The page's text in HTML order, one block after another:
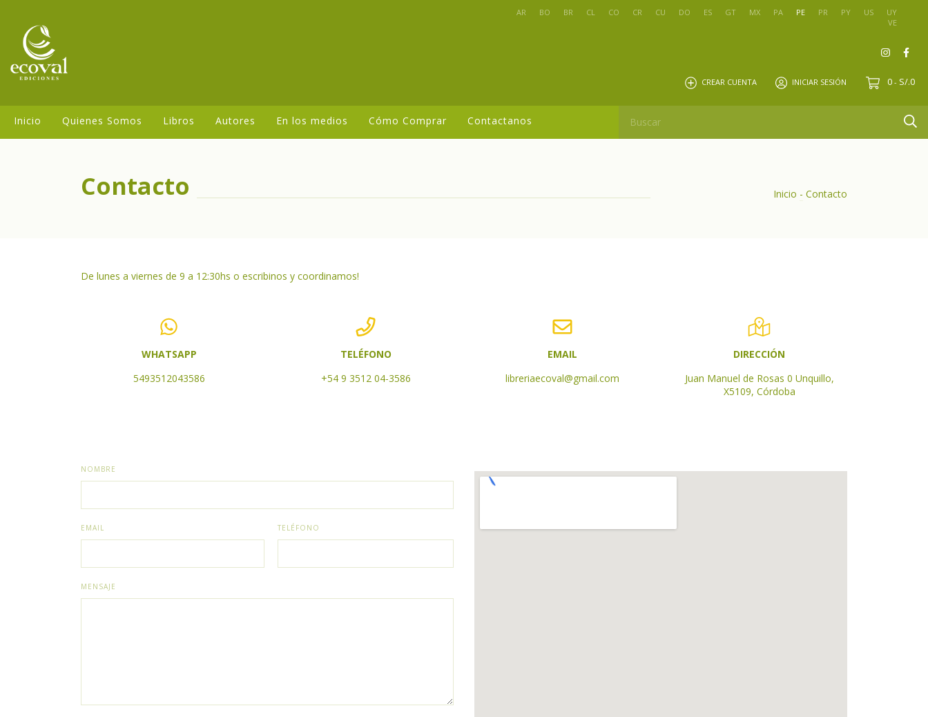
AR BO BR CL CO CR CU DO ES GT MX PA PE PR PY US
UY
VE
CREAR CUENTA INICIAR SESIÓN 0 - S/.0
Inicio Quienes Somos Libros Autores En los medios Cómo Comprar Contactanos
Contacto Inicio - Contacto
De lunes a viernes de 9 a 12:30hs o escribinos y coordinamos!
WHATSAPP
5493512043586
TELÉFONO
+54 9 3512 04-3586
EMAIL
libreriaecoval@gmail.com
DIRECCIÓN
Juan Manuel de Rosas 0 Unquillo,
X5109, Córdoba
NOMBRE
EMAIL TELÉFONO
MENSAJE